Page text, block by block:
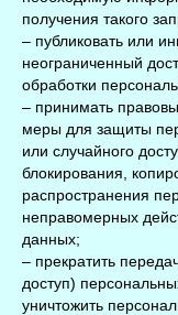
получения такого
– публиковать или
неограниченный
обработки
– принимать
меры для защиты
или случайного
блокирования,
распространения
неправомерных
данных;
– прекратить
доступ)
уничтожить